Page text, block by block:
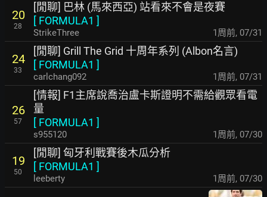
20
28
[閒聊] 巴林 (馬來西亞) 站看來不會是夜賽
[ FORMULA1 ]
StrikeThree 1周前, 07/31
24
33
[閒聊] Grill The Grid 十周年系列 (Albon名言)
[ FORMULA1 ]
carlchang092 1周前, 07/31
26
57
[情報] F1主席說喬治盧卡斯證明不需給觀眾看電
量
[ FORMULA1 ]
s955120 1周前, 07/30
19
50
[閒聊] 匈牙利戰賽後木瓜分析
[ FORMULA1 ]
leeberty 1周前, 07/30